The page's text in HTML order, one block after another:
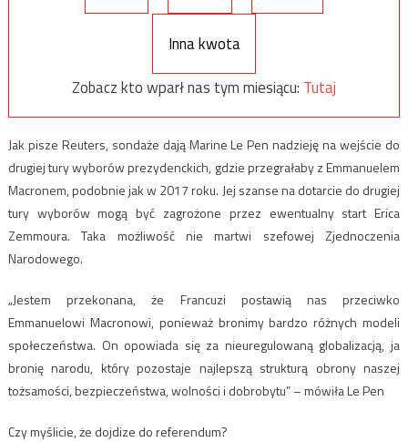
Inna kwota
Zobacz kto wparł nas tym miesiącu: Tutaj
Jak pisze Reuters, sondaże dają Marine Le Pen nadzieję na wejście do
drugiej tury wyborów prezydenckich, gdzie przegrałaby z Emmanuelem
Macronem, podobnie jak w 2017 roku. Jej szanse na dotarcie do drugiej
tury wyborów mogą być zagrożone przez ewentualny start Erica
Zemmoura. Taka możliwość nie martwi szefowej Zjednoczenia
Narodowego.
„Jestem przekonana, że Francuzi postawią nas przeciwko
Emmanuelowi Macronowi, ponieważ bronimy bardzo różnych modeli
społeczeństwa. On opowiada się za nieuregulowaną globalizacją, ja
bronię narodu, który pozostaje najlepszą strukturą obrony naszej
tożsamości, bezpieczeństwa, wolności i dobrobytu” – mówiła Le Pen
Czy myślicie, że dojdize do referendum?